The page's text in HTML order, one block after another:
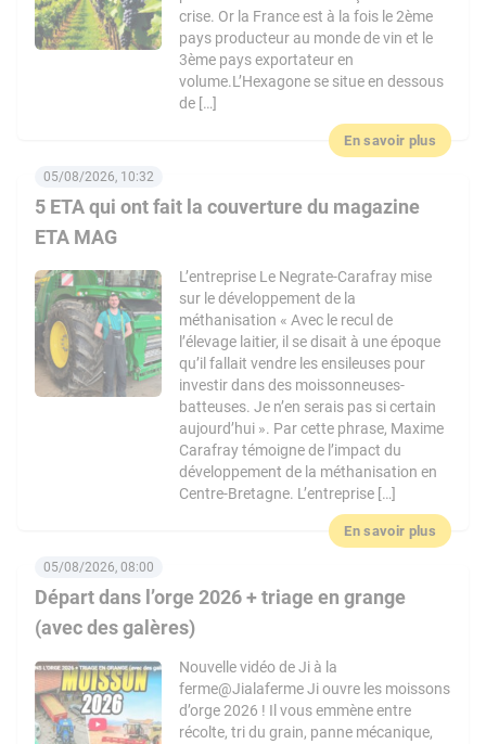
crise. Or la France est à la fois le 2ème
pays producteur au monde de vin et le
3ème pays exportateur en
volume.L’Hexagone se situe en dessous
de […]
En savoir plus
5 ETA qui ont fait la couverture du magazine
ETA MAG
05/08/2026, 10:32
L’entreprise Le Negrate-Carafray mise
sur le développement de la
méthanisation « Avec le recul de
l’élevage laitier, il se disait à une époque
qu’il fallait vendre les ensileuses pour
investir dans des moissonneuses-
batteuses. Je n’en serais pas si certain
aujourd’hui ». Par cette phrase, Maxime
Carafray témoigne de l’impact du
développement de la méthanisation en
Centre-Bretagne. L’entreprise […]
En savoir plus
Départ dans l’orge 2026 + triage en grange
(avec des galères)
05/08/2026, 08:00
Nouvelle vidéo de Ji à la
ferme@Jialaferme Ji ouvre les moissons
d’orge 2026 ! Il vous emmène entre
récolte, tri du grain, panne mécanique,